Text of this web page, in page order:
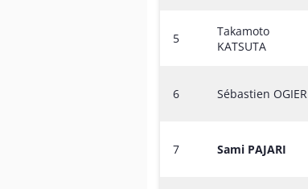
5
Takamoto
KATSUTA
6 Sébastien OGIER
7 Sami PAJARI